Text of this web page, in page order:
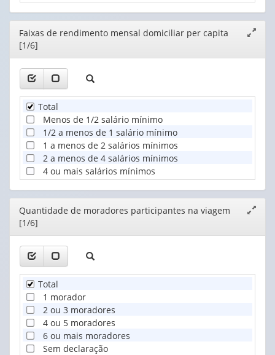
Editor
Faixas de rendimento mensal domiciliar per capita
[1/6]
Total
Menos de 1/2 salário mínimo
1/2 a menos de 1 salário mínimo
1 a menos de 2 salários mínimos
2 a menos de 4 salários mínimos
4 ou mais salários mínimos
Editor
Quantidade de moradores participantes na viagem
[1/6]
Total
1 morador
2 ou 3 moradores
4 ou 5 moradores
6 ou mais moradores
Sem declaração